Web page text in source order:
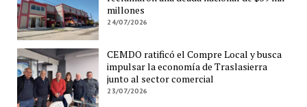
millones
24/07/2026
CEMDO ratificó el Compre Local y busca
impulsar la economía de Traslasierra
junto al sector comercial
23/07/2026